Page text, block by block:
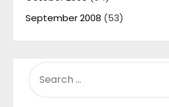
September 2008 (53)
FOR: